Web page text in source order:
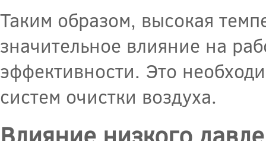
Таким образом, высокая
значительное влияние на
эффективности. Это
систем очистки воздуха.